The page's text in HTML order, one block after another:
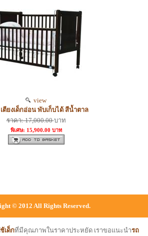
view
ตียงเด็กอ่อน พับเก็บได้ สีน้ำตาล
ราคา: 17,000.00บาท
พิเศษ: 15,900.00 บาท
© 2012 All Rights Reserved.
เด็กที่มีคุณภาพในราคาประหยัด เราขอแนะนำรถ